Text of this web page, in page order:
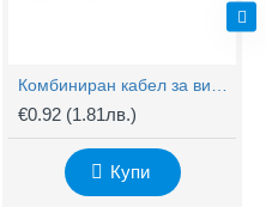
€0.92 (1.81лв.)
Купи